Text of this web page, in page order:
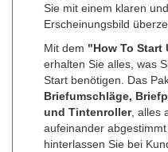
Sie mit einem klaren
Erscheinungsbild
Mit dem "How To Start
erhalten Sie alles, was
Start benötigen. Das
Briefumschläge,
und Tintenroller, alles
aufeinander
hinterlassen Sie bei